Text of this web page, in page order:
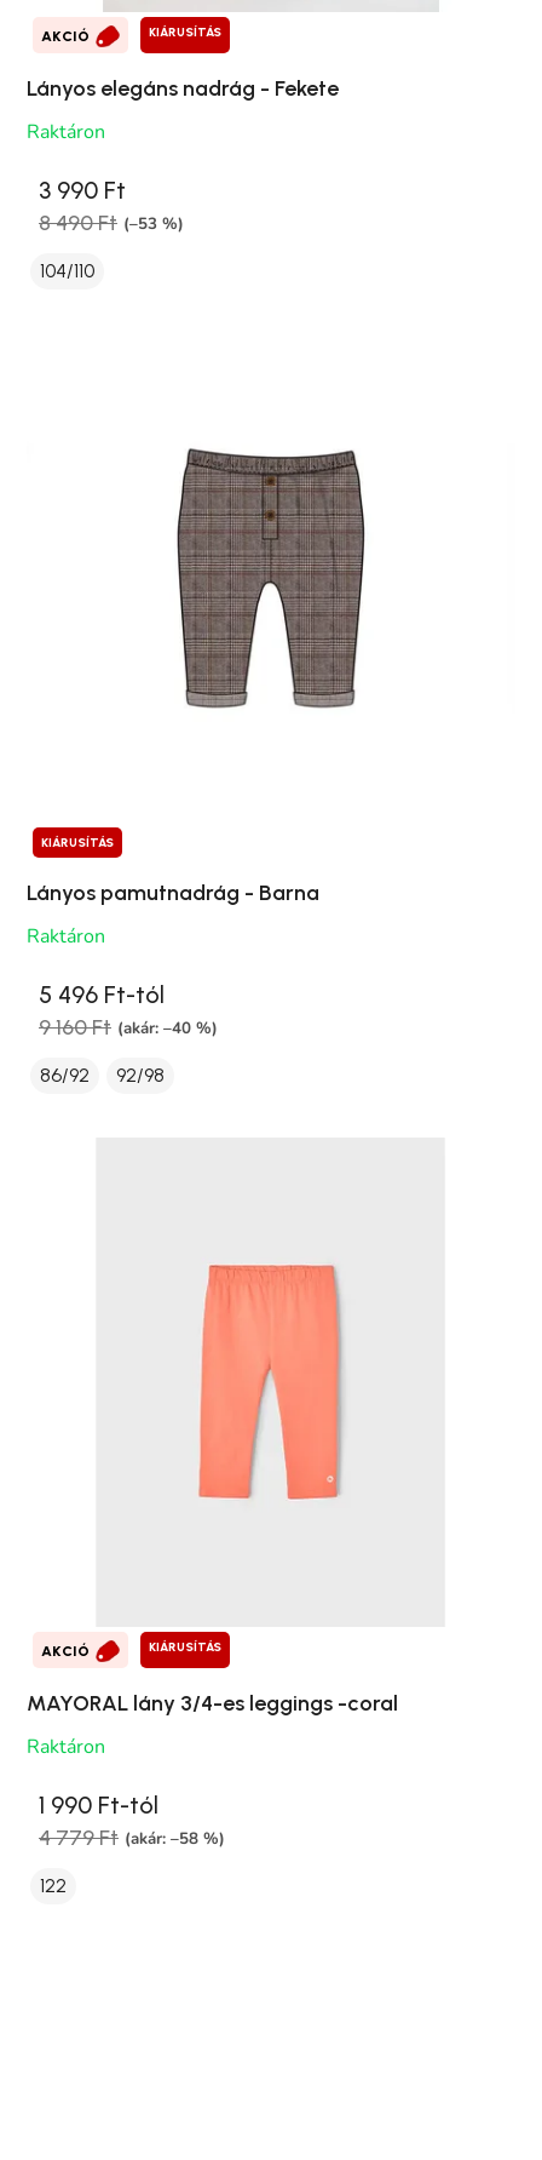
AKCIÓ KIÁRUSÍTÁS
Lányos elegáns nadrág - Fekete
Raktáron
3 990 Ft
8 490 Ft (–53 %)
104/110
KIÁRUSÍTÁS
Lányos pamutnadrág - Barna
Raktáron
5 496 Ft-tól
9 160 Ft (akár: –40 %)
86/92 92/98
AKCIÓ KIÁRUSÍTÁS
MAYORAL lány 3/4-es leggings -coral
Raktáron
1 990 Ft-tól
4 779 Ft (akár: –58 %)
122